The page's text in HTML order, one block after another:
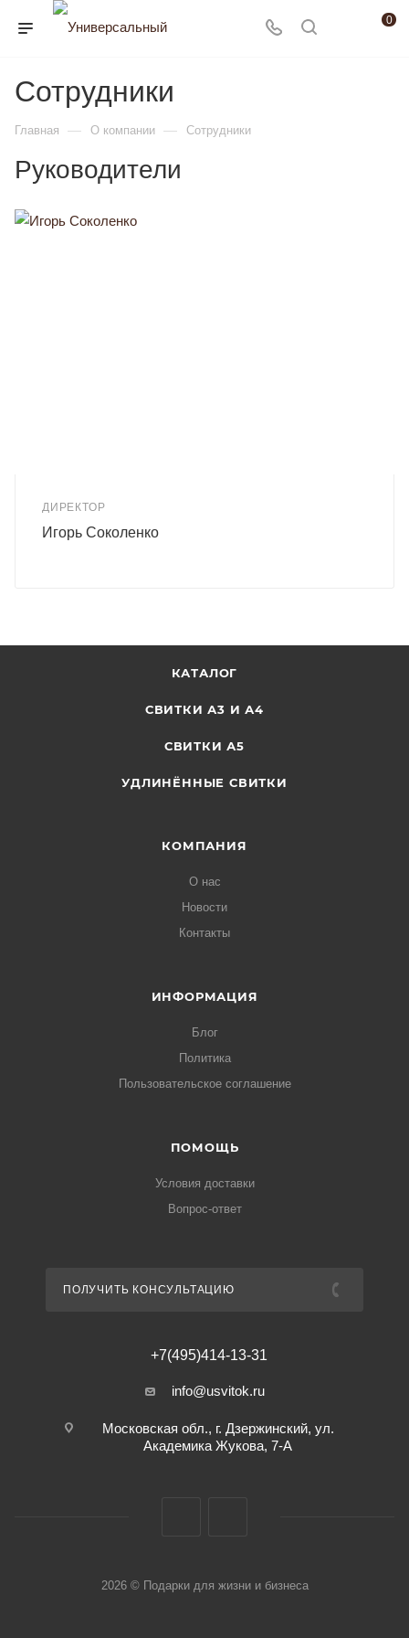
0
Сотрудники
Главная — О компании — Сотрудники
Руководители
ДИРЕКТОР
Игорь Соколенко
КАТАЛОГ
СВИТКИ А3 И А4
СВИТКИ А5
УДЛИНЁННЫЕ СВИТКИ
КОМПАНИЯ
О нас
Новости
Контакты
ИНФОРМАЦИЯ
Блог
Политика
Пользовательское соглашение
ПОМОЩЬ
Условия доставки
Вопрос-ответ
ПОЛУЧИТЬ КОНСУЛЬТАЦИЮ
+7(495)414-13-31
info@usvitok.ru
Московская обл., г. Дзержинский, ул.
Академика Жукова, 7-А
2026 © Подарки для жизни и бизнеса